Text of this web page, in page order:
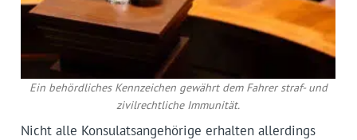
Ein behördliches Kennzeichen gewährt dem Fahrer straf- und
zivilrechtliche Immunität.
Nicht alle Konsulatsangehörige erhalten allerdings